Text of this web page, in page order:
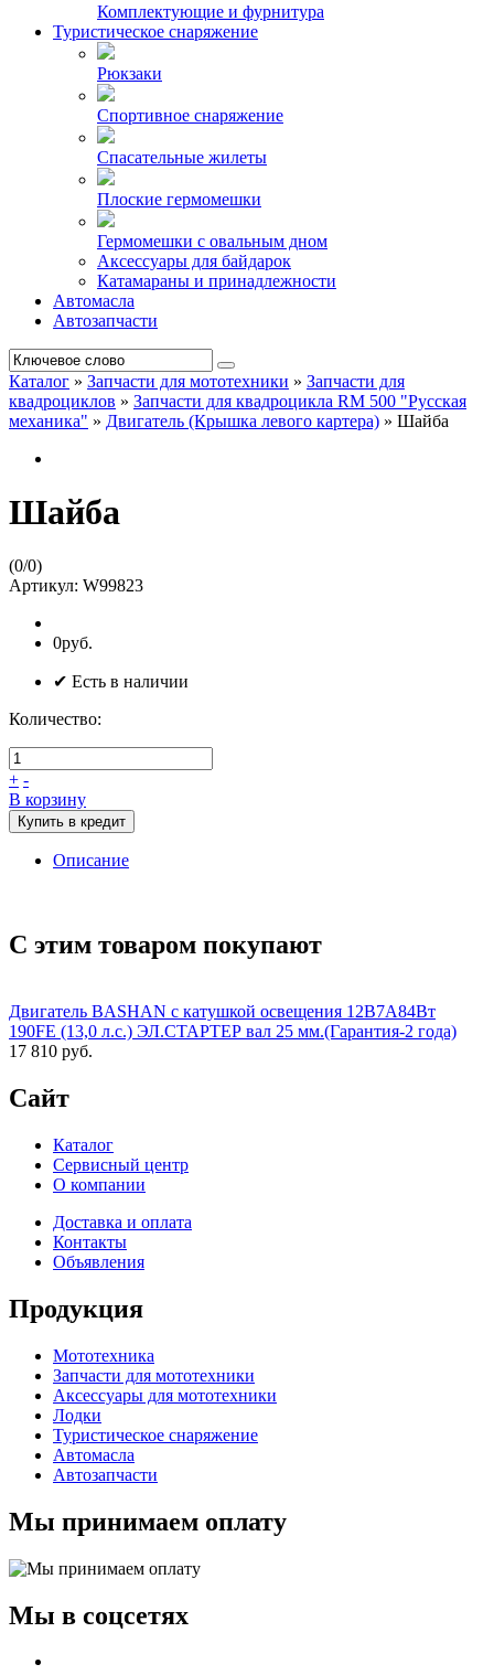
Комплектующие и фурнитура
Туристическое снаряжение
Рюкзаки
Спортивное снаряжение
Спасательные жилеты
Плоские гермомешки
Гермомешки с овальным дном
Аксессуары для байдарок
Катамараны и принадлежности
Автомасла
Автозапчасти
Каталог » Запчасти для мототехники » Запчасти для
квадроциклов » Запчасти для квадроцикла RM 500 "Русская
механика" » Двигатель (Крышка левого картера) » Шайба
Шайба
(0/0)
Артикул: W99823
0руб.
✔ Есть в наличии
Количество:
+ -
В корзину
Купить в кредит
Описание
С этим товаром покупают
Двигатель BASHAN с катушкой освещения 12В7А84Вт
190FE (13,0 л.с.) ЭЛ.СТАРТЕР вал 25 мм.(Гарантия-2 года)
17 810 руб.
Сайт
Каталог
Сервисный центр
О компании
Доставка и оплата
Контакты
Объявления
Продукция
Мототехника
Запчасти для мототехники
Аксессуары для мототехники
Лодки
Туристическое снаряжение
Автомасла
Автозапчасти
Мы принимаем оплату
Мы в соцсетях